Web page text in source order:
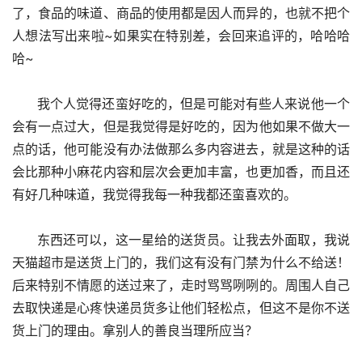
了，食品的味道、商品的使用都是因人而异的，也就不把个
人想法写出来啦~如果实在特别差，会回来追评的，哈哈哈
哈~
会有一点过大，但是我觉得是好吃的，因为他如果不做大一
点的话，他可能没有办法做那么多内容进去，就是这种的话
会比那种小麻花内容和层次会更加丰富，也更加香，而且还
有好几种味道，我觉得我每一种我都还蛮喜欢的。
天猫超市是送货上门的，我们这有没有门禁为什么不给送！
后来特别不情愿的送过来了，走时骂骂咧咧的。周围人自己
去取快递是心疼快递员货多让他们轻松点，但这不是你不送
货上门的理由。拿别人的善良当理所应当？